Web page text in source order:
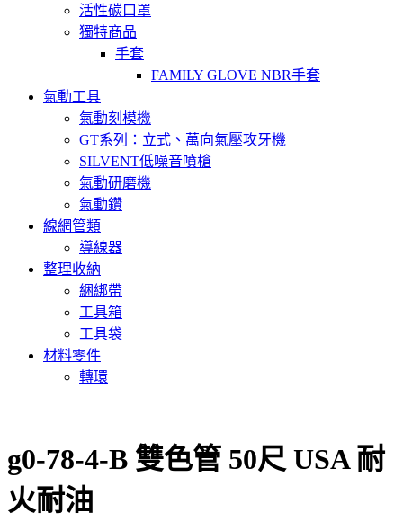
活性碳口罩
獨特商品
手套
FAMILY GLOVE NBR手套
氣動工具
氣動刻模機
GT系列：立式、萬向氣壓攻牙機
SILVENT低噪音噴槍
氣動研磨機
氣動鑽
線網管類
導線器
整理收納
綑綁帶
工具箱
工具袋
材料零件
轉環
g0-78-4-B 雙色管 50尺 USA 耐
火耐油